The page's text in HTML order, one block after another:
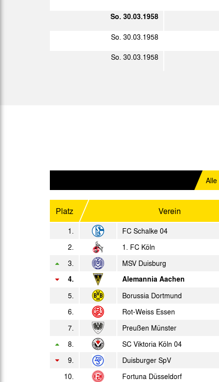
Do. 15.05.1958
Mi. 21.05.1958
So. 25.05.1958
Mo. 26.05.1958
Coup.
So. 01.06.1958
Do. 05.06.1958
Di. 10.06.1958
Mi. 18.06.1958
So. 30.03.1958
So. 30.03.1958
So. 30.03.1958
Alle
Platz Verein
1. FC Schalke 04
2. 1. FC Köln
3. MSV Duisburg
4.
Alemannia Aachen
5. Borussia Dortmund
6. Rot-Weiss Essen
7. Preußen Münster
8. SC Viktoria Köln 04
9. Duisburger SpV
10. Fortuna Düsseldorf